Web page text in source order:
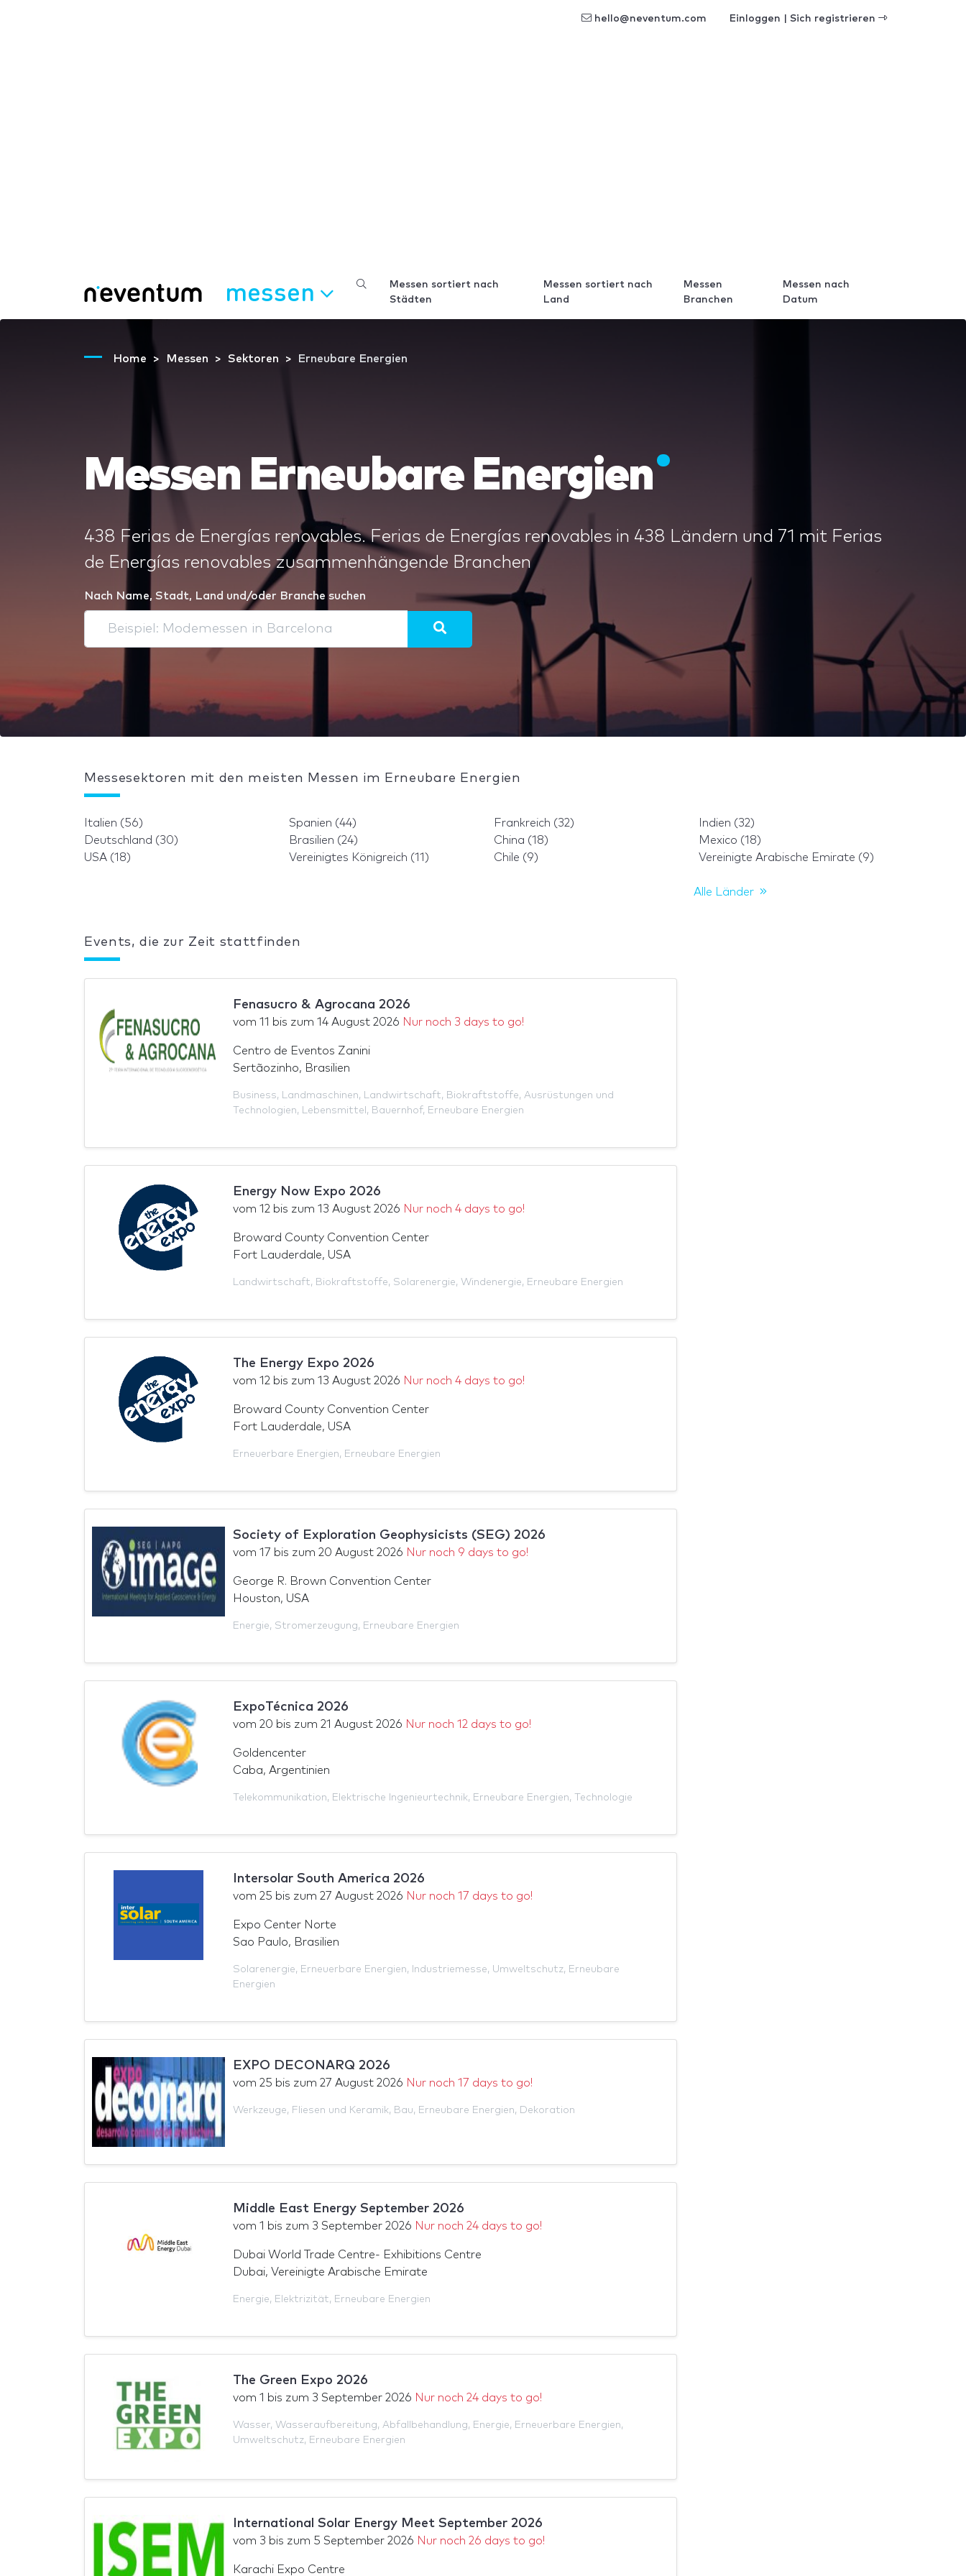
hello@neventum.com Einloggen | Sich registrieren
messen
Messen sortiert nach
Städten
Messen sortiert nach
Land
Messen
Branchen
Messen nach
Datum
Home Messen Sektoren Erneubare Energien
Messen Erneubare Energien
438 Ferias de Energías renovables. Ferias de Energías renovables in 438 Ländern und 71 mit Ferias
de Energías renovables zusammenhängende Branchen
Nach Name, Stadt, Land und/oder Branche suchen
Messesektoren mit den meisten Messen im Erneubare Energien
Italien (56) Spanien (44) Frankreich (32)
Indien (32)
Deutschland (30)
Brasilien (24) China (18)
Mexico (18)
USA (18)
Vereinigtes Königreich (11) Chile (9) Vereinigte Arabische Emirate (9)
Alle Länder
Events, die zur Zeit stattfinden
Fenasucro & Agrocana 2026
vom 11 bis zum 14 August 2026 Nur noch 3 days to go!
Centro de Eventos Zanini
Sertãozinho, Brasilien
Business, Landmaschinen, Landwirtschaft, Biokraftstoffe, Ausrüstungen und
Technologien, Lebensmittel , Bauernhof, Erneubare Energien
Energy Now Expo 2026
vom 12 bis zum 13 August 2026 Nur noch 4 days to go!
Broward County Convention Center
Fort Lauderdale, USA
Landwirtschaft, Biokraftstoffe, Solarenergie, Windenergie, Erneubare Energien
The Energy Expo 2026
vom 12 bis zum 13 August 2026 Nur noch 4 days to go!
Broward County Convention Center
Fort Lauderdale, USA
Erneuerbare Energien, Erneubare Energien
Society of Exploration Geophysicists (SEG) 2026
vom 17 bis zum 20 August 2026 Nur noch 9 days to go!
George R. Brown Convention Center
Houston, USA
Energie, Stromerzeugung, Erneubare Energien
ExpoTécnica 2026
vom 20 bis zum 21 August 2026 Nur noch 12 days to go!
Goldencenter
Caba, Argentinien
Telekommunikation, Elektrische Ingenieurtechnik, Erneubare Energien, Technologie
Intersolar South America 2026
vom 25 bis zum 27 August 2026 Nur noch 17 days to go!
Expo Center Norte
Sao Paulo, Brasilien
Solarenergie, Erneuerbare Energien, Industriemesse, Umweltschutz, Erneubare
Energien
EXPO DECONARQ 2026
vom 25 bis zum 27 August 2026 Nur noch 17 days to go!
Werkzeuge, Fliesen und Keramik, Bau, Erneubare Energien, Dekoration
Middle East Energy September 2026
vom 1 bis zum 3 September 2026 Nur noch 24 days to go!
Dubai World Trade Centre- Exhibitions Centre
Dubai, Vereinigte Arabische Emirate
Energie, Elektrizität, Erneubare Energien
The Green Expo 2026
vom 1 bis zum 3 September 2026 Nur noch 24 days to go!
Wasser, Wasseraufbereitung, Abfallbehandlung, Energie, Erneuerbare Energien,
Umweltschutz, Erneubare Energien
International Solar Energy Meet September 2026
vom 3 bis zum 5 September 2026 Nur noch 26 days to go!
Karachi Expo Centre